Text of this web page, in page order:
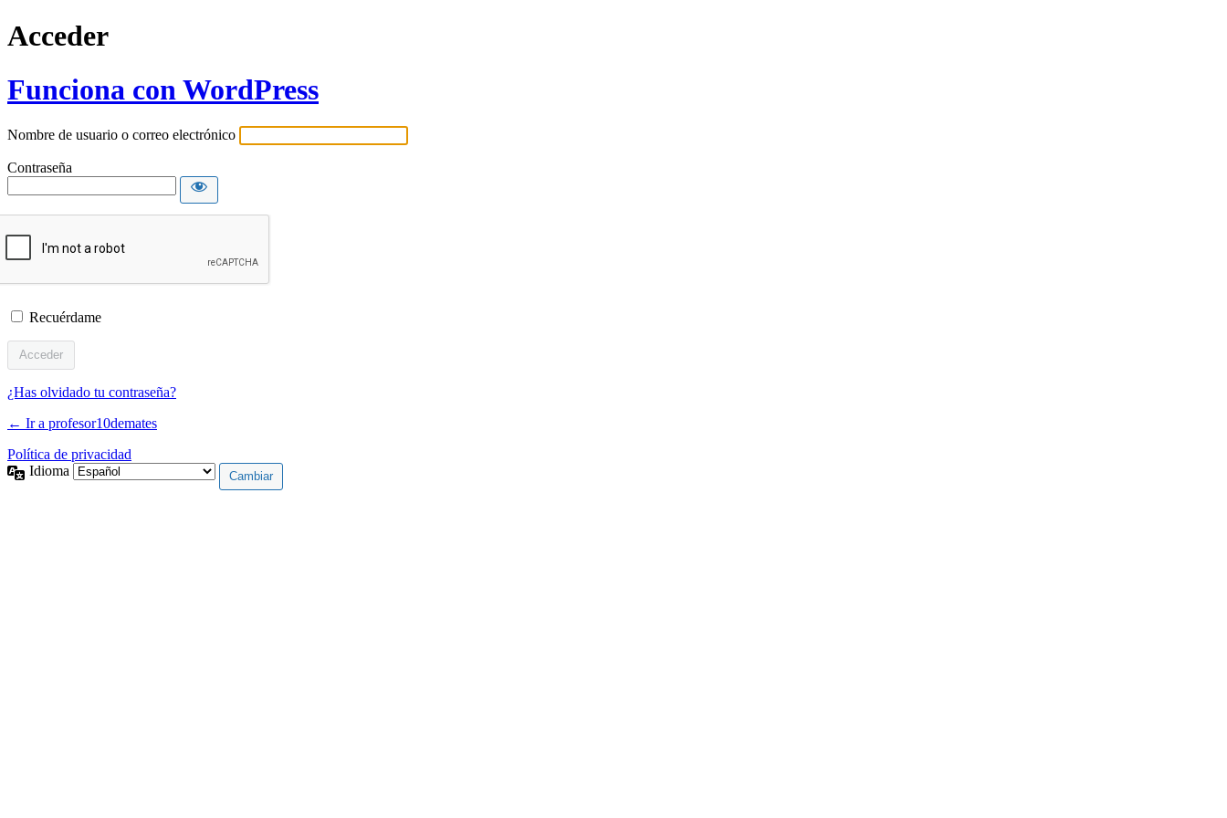
Acceder
Funciona con WordPress
Nombre de usuario o correo electrónico
Contraseña
Recuérdame
¿Has olvidado tu contraseña?
← Ir a profesor10demates
Política de privacidad
Idioma